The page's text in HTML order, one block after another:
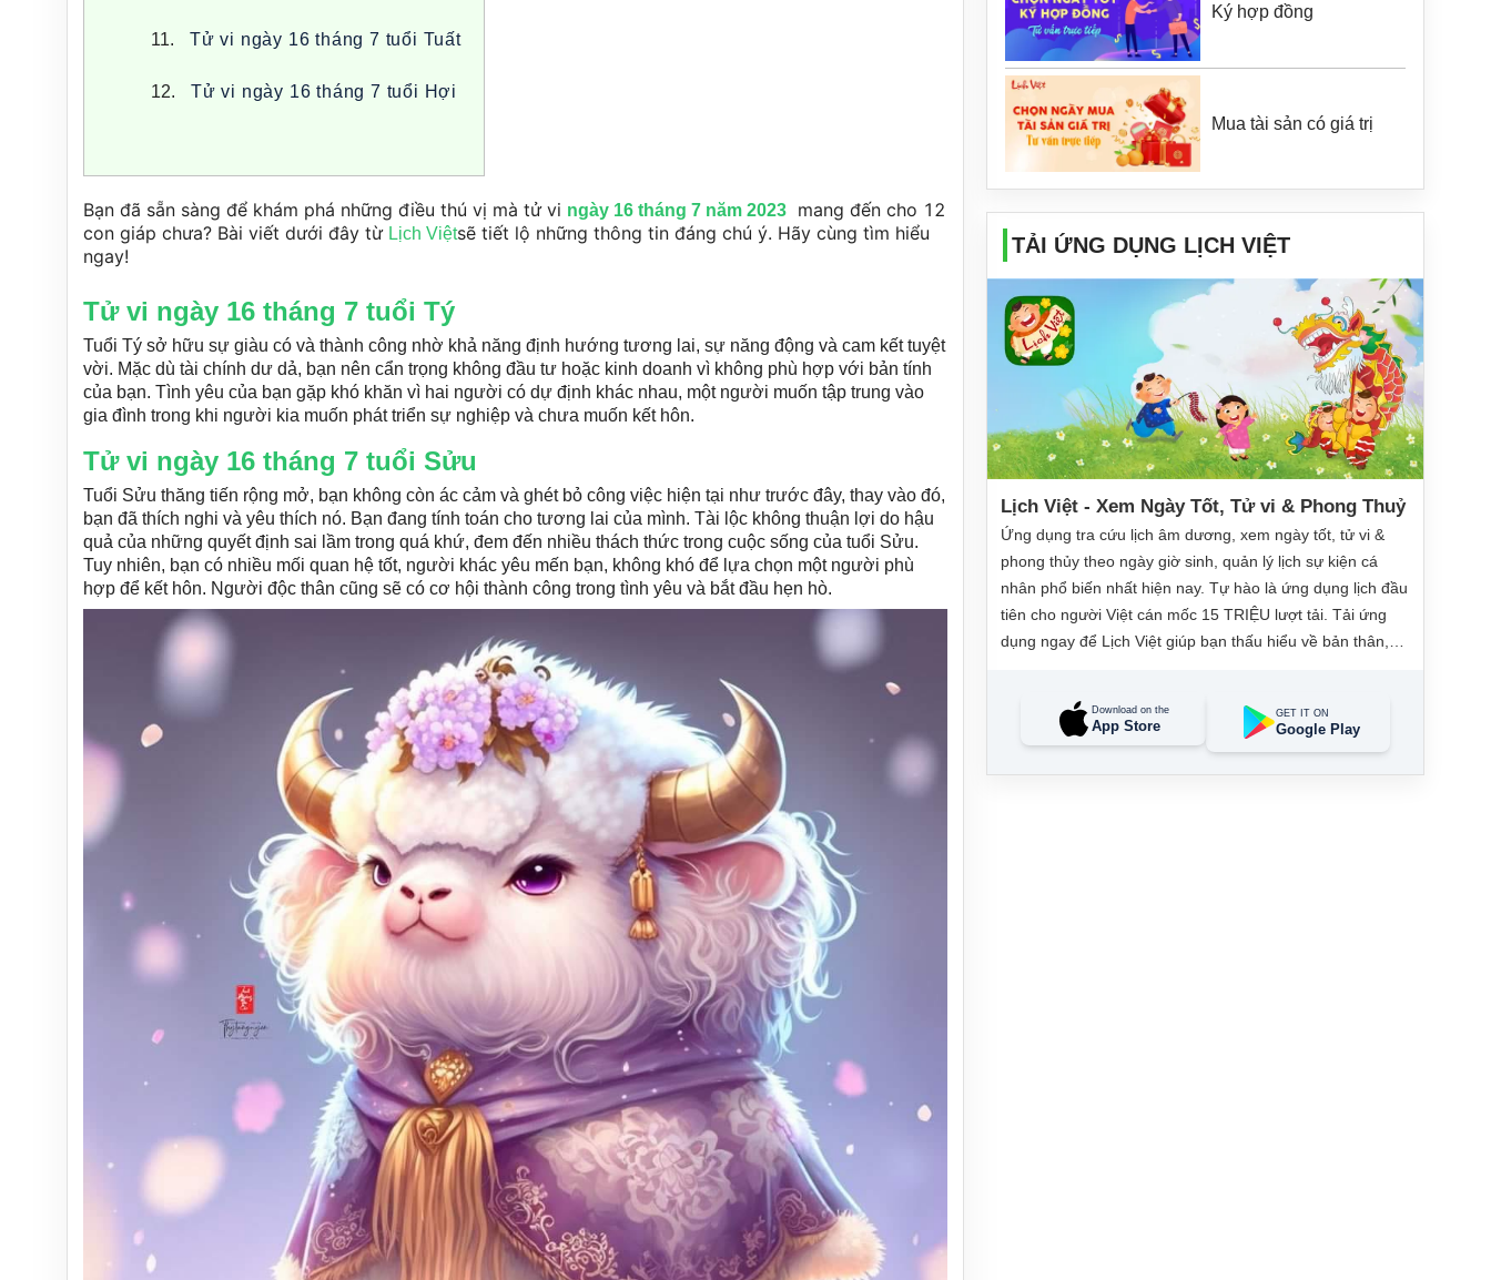
Tử vi ngày 16 tháng 7 tuổi Tuất
Tử vi ngày 16 tháng 7 tuổi Hợi
Bạn đã sẵn sàng để khám phá những điều thú vị mà tử vi ngày 16 tháng 7 năm 2023 mang đến cho 12
con giáp chưa? Bài viết dưới đây từ Lịch Việtsẽ tiết lộ những thông tin đáng chú ý. Hãy cùng tìm hiểu
ngay!
Tử vi ngày 16 tháng 7 tuổi Tý
Tuổi Tý sở hữu sự giàu có và thành công nhờ khả năng định hướng tương lai, sự năng động và cam kết tuyệt
vời. Mặc dù tài chính dư dả, bạn nên cẩn trọng không đầu tư hoặc kinh doanh vì không phù hợp với bản tính
của bạn. Tình yêu của bạn gặp khó khăn vì hai người có dự định khác nhau, một người muốn tập trung vào
gia đình trong khi người kia muốn phát triển sự nghiệp và chưa muốn kết hôn.
Tử vi ngày 16 tháng 7 tuổi Sửu
Tuổi Sửu thăng tiến rộng mở, bạn không còn ác cảm và ghét bỏ công việc hiện tại như trước đây, thay vào đó,
bạn đã thích nghi và yêu thích nó. Bạn đang tính toán cho tương lai của mình. Tài lộc không thuận lợi do hậu
quả của những quyết định sai lầm trong quá khứ, đem đến nhiều thách thức trong cuộc sống của tuổi Sửu.
Tuy nhiên, bạn có nhiều mối quan hệ tốt, người khác yêu mến bạn, không khó để lựa chọn một người phù
hợp để kết hôn. Người độc thân cũng sẽ có cơ hội thành công trong tình yêu và bắt đầu hẹn hò.
Ký hợp đồng
Mua tài sản có giá trị
TẢI ỨNG DỤNG LỊCH VIỆT
Lịch Việt - Xem Ngày Tốt, Tử vi & Phong Thuỷ
Ứng dụng tra cứu lịch âm dương, xem ngày tốt, tử vi &
phong thủy theo ngày giờ sinh, quản lý lịch sự kiện cá
nhân phổ biến nhất hiện nay. Tự hào là ứng dụng lịch đầu
tiên cho người Việt cán mốc 15 TRIỆU lượt tải. Tải ứng
dụng ngay để Lịch Việt giúp bạn thấu hiểu về bản thân,
Download on the
App Store
GET IT ON
Google Play